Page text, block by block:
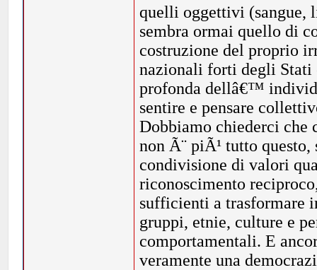
quelli oggettivi (sangue,
sembra ormai quello di
costruzione del proprio
nazionali forti degli Stati
profonda dellâ€™
sentire e pensare
Dobbiamo chiederci
non Ã¨ piÃ¹ tutto
condivisione di valori
riconoscimento
sufficienti a trasformare
gruppi, etnie, culture e
comportamentali. E
veramente una